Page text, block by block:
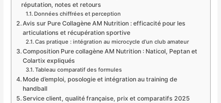
réputation, notes et retours
Données chiffrées et perception
Avis sur Pure Collagène AM Nutrition : efficacité pour les
articulations et récupération sportive
Cas pratique : intégration au microcycle d’un club amateur
Composition Pure collagène AM Nutrition : Naticol, Peptan et
Colartix expliqués
Tableau comparatif des formules
Mode d’emploi, posologie et intégration au training de
handball
Service client, qualité française, prix et comparatifs 2025